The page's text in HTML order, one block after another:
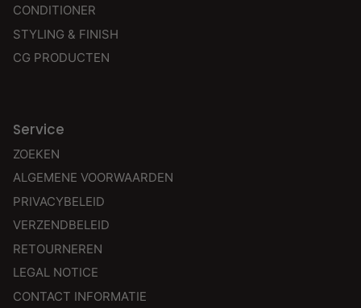
CONDITIONER
STYLING & FINISH
CG PRODUCTEN
Service
ZOEKEN
ALGEMENE VOORWAARDEN
PRIVACYBELEID
VERZENDBELEID
RETOURNEREN
LEGAL NOTICE
CONTACT INFORMATIE